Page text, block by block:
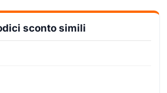
sconto simili